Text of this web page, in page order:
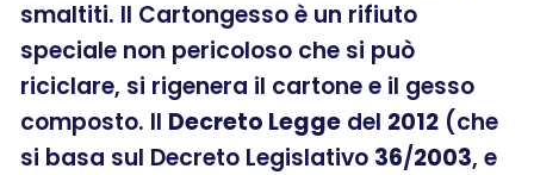
smaltiti. Il Cartongesso è un rifiuto
speciale non pericoloso che si può
riciclare, si rigenera il cartone e il gesso
composto. Il Decreto Legge del 2012 (che
si basa sul Decreto Legislativo 36/2003, e